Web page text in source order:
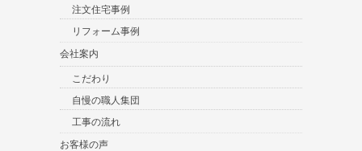
注文住宅事例
リフォーム事例
会社案内
こだわり
自慢の職人集団
工事の流れ
お客様の声